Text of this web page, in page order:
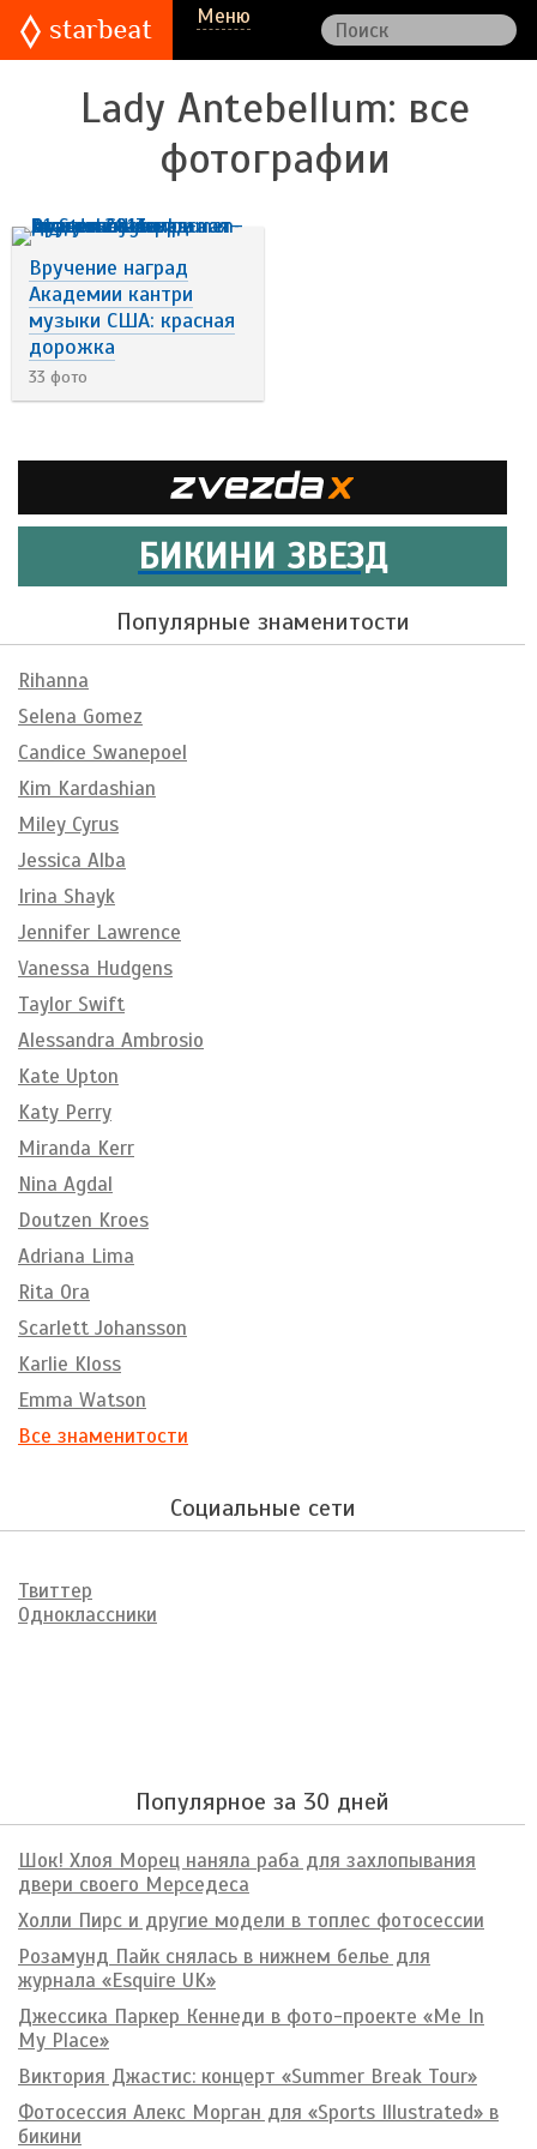
Меню
Lady Antebellum: все
фотографии
Вручение наград
Академии кантри
музыки США: красная
дорожка
33 фото
БИКИНИ ЗВЕЗД
Популярные знаменитости
Rihanna
Selena Gomez
Candice Swanepoel
Kim Kardashian
Miley Cyrus
Jessica Alba
Irina Shayk
Jennifer Lawrence
Vanessa Hudgens
Taylor Swift
Alessandra Ambrosio
Kate Upton
Katy Perry
Miranda Kerr
Nina Agdal
Doutzen Kroes
Adriana Lima
Rita Ora
Scarlett Johansson
Karlie Kloss
Emma Watson
Все знаменитости
Социальные сети
Твиттер
Одноклассники
Популярное за 30 дней
Шок! Хлоя Морец наняла раба для захлопывания
двери своего Мерседеса
Холли Пирс и другие модели в топлес фотосессии
Розамунд Пайк снялась в нижнем белье для
журнала «Esquire UK»
Джессика Паркер Кеннеди в фото-проекте «Me In
My Place»
Виктория Джастис: концерт «Summer Break Tour»
Фотосессия Алекс Морган для «Sports Illustrated» в
бикини